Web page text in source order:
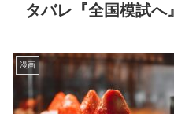
タバレ『全国模試へ』
漫画